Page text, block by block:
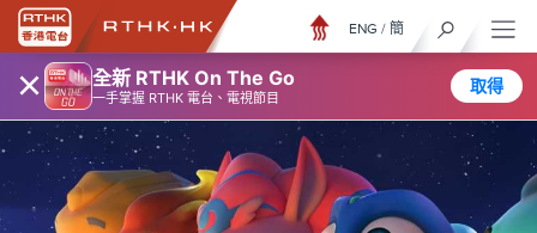
× 全新 RTHK On The Go
一手掌握 RTHK 電台、電視節目
取得
ENG / 簡